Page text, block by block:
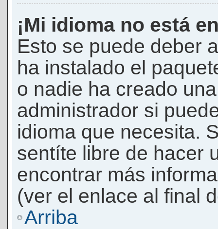
¡Mi idioma no está
Esto se puede deber
ha instalado el
o nadie ha creado
administrador si
idioma que necesita.
sentíte libre de hacer
encontrar más
(ver el enlace al final
Arriba